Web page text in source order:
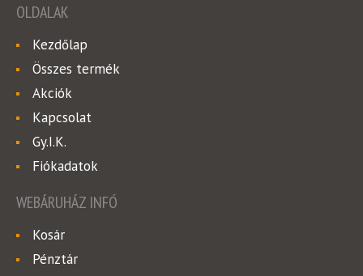
OLDALAK
Kezdőlap
Összes termék
Akciók
Kapcsolat
Gy.I.K.
Fiókadatok
WEBÁRUHÁZ INFÓ
Kosár
Pénztár